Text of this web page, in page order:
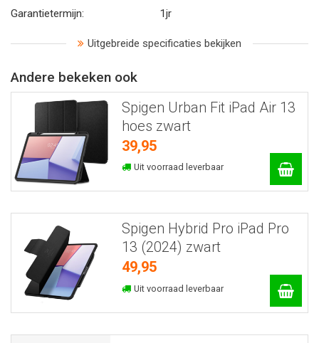
Garantietermijn:
1jr
Uitgebreide specificaties bekijken
Andere bekeken ook
Spigen Urban Fit iPad Air 13
hoes zwart
39,95
Uit voorraad leverbaar
Spigen Hybrid Pro iPad Pro
13 (2024) zwart
49,95
Uit voorraad leverbaar